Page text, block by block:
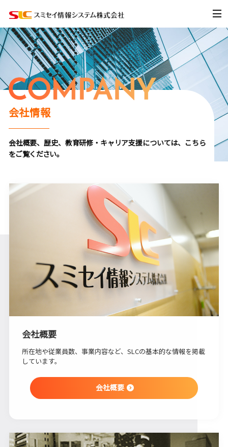
会社情報
会社概要、歴史、教育研修・キャリア支援については、こちら
をご覧ください。
会社概要
所在地や従業員数、事業内容など、SLCの基本的な情報を掲載
しています。
会社概要